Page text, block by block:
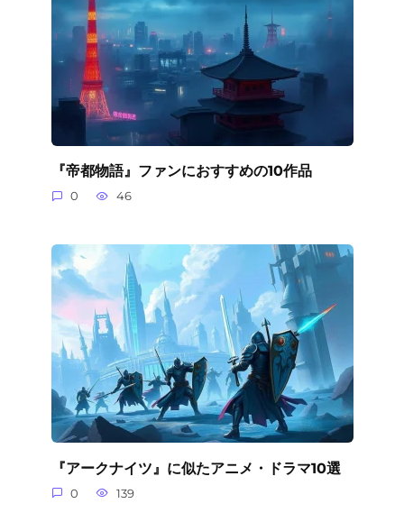
『帝都物語』ファンにおすすめの10作品
0 46
『アークナイツ』に似たアニメ・ドラマ10選
0 139